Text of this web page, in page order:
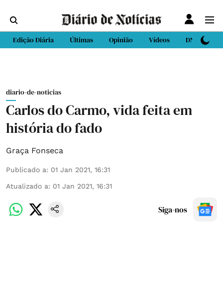
Edição Diária Últimas Opinião Vídeos DN Sport
diario-de-noticias
Carlos do Carmo, vida feita em
história do fado
Graça Fonseca
Publicado a: 01 Jan 2021, 16:31
Atualizado a: 01 Jan 2021, 16:31
Siga-nos